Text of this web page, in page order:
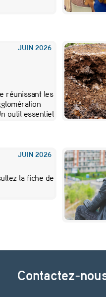
JUIN 2026
réunissant les
outil essentiel
JUIN 2026
la fiche de
Contactez-